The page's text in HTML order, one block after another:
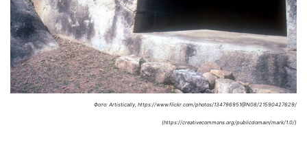
Фото: Artistically, https://www.flickr.com/photos/134796951@N08/21590427629/
(https://creativecommons.org/publicdomain/mark/1.0/)